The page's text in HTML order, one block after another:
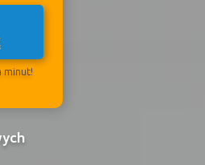
minut!